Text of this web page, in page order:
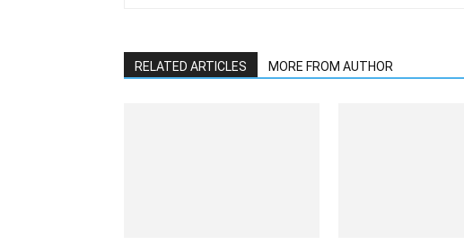
RELATED ARTICLES MORE FROM AUTHOR